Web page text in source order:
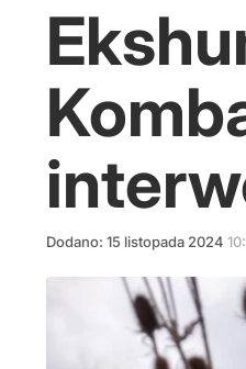
Dodano: 15 listopada 2024